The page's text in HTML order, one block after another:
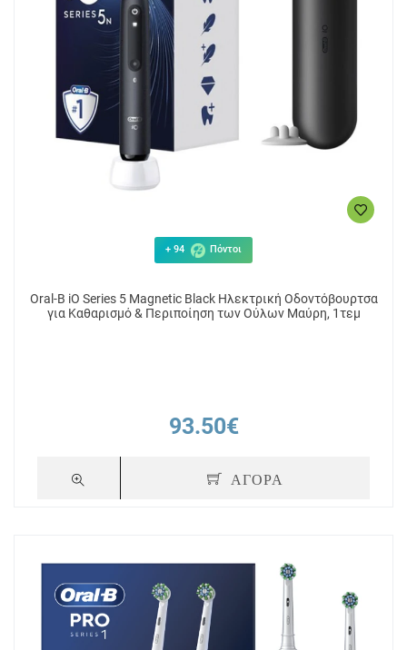
+ 94 Πόντοι
Oral-B iO Series 5 Magnetic Black Ηλεκτρική Οδοντόβουρτσα
για Καθαρισμό & Περιποίηση των Ούλων Μαύρη, 1τεμ
93.50€
ΑΓΟΡΑ